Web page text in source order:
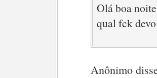
Olá boa
qual fck
Anônimo